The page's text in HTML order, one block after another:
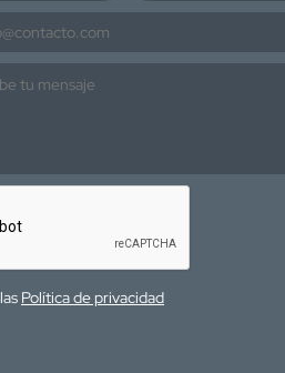
Política de privacidad